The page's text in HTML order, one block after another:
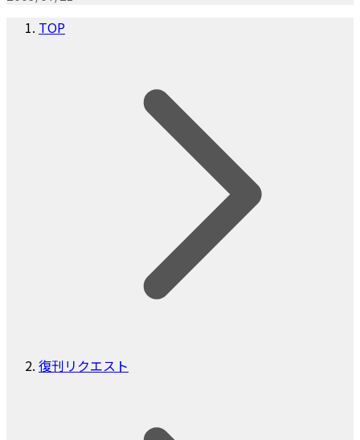
TOP
復刊リクエスト